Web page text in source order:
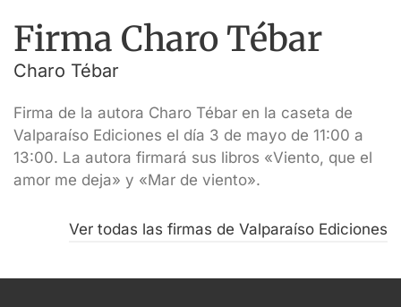
Firma Charo Tébar
Charo Tébar
Firma de la autora Charo Tébar en la caseta de
Valparaíso Ediciones el día 3 de mayo de 11:00 a
13:00. La autora firmará sus libros «Viento, que el
amor me deja» y «Mar de viento».
Ver todas las firmas de Valparaíso Ediciones